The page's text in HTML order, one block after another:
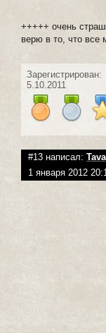
+++++ очень
верю в то, что все
Зарегистрирован:
5.10.2011
#13 написал:
1 января 2012